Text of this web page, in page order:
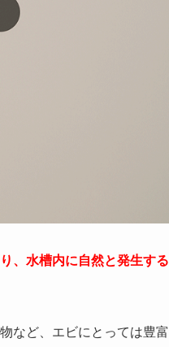
、水槽内に自然と発生する
など、エビにとっては豊富